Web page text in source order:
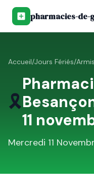
pharmacies-de-
Accueil/Jours Fériés/
🎗️
11
Mercredi 11